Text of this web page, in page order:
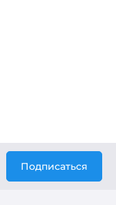
Подписаться